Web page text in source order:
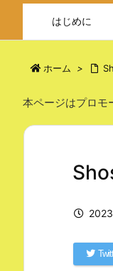
はじめに
ホーム >
本ページはプロモ